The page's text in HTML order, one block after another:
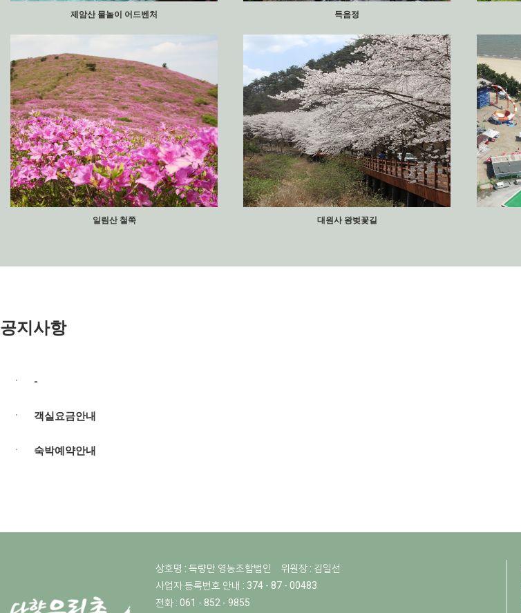
제암산 물놀이 어드벤처 득음정
일림산 철쭉 대원사 왕벚꽃길
공지사항
-
객실요금안내
숙박예약안내
상호명 : 득량만 영농조합법인
위원장 : 김일선
사업자 등록번호 안내 : 374 - 87 - 00483
전화 : 061 - 852 - 9855